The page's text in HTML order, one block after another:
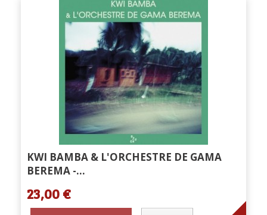
KWI BAMBA & L'ORCHESTRE DE GAMA
BEREMA -...
23,00 €